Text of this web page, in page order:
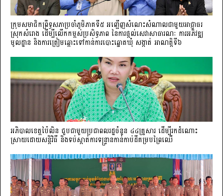
ក្រុមសមាជិកព្រឹទ្ធសភាប្រចាំភូមិភាគទី៥ អញ្ជើញសំណេះសំណាលជាមួយអាជ្ញាធរ
ស្រុកសំរោង ដើម្បីលើកកម្ពស់ប្រសិទ្ធភាព នៃការផ្តល់សេវាសាធារណៈ ការអភិវឌ្ឍ
មូលដ្ឋាន និងការត្រៀមឆ្ពោះទៅកាន់ការបោះឆ្នោតឃុំ សង្កាត់ អាណត្តិទី៦
អភិបាលខេត្តប៉ៃលិន ជួបជាមួយប្រជាពលរដ្ឋចំនួន ៤៤គ្រួសារ ដើម្បីរកដំណោះ
ស្រាយដោយសន្តិវិធី និងទប់ស្កាត់ការទន្ទ្រានកាន់កាប់ដីគម្របព្រៃឈើ